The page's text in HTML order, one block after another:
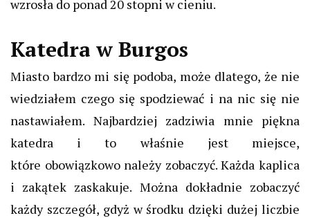
wzrosła do ponad 20 stopni w cieniu.
Katedra w Burgos
Miasto bardzo mi się podoba, może dlatego, że nie
wiedziałem czego się spodziewać i na nic się nie
nastawiałem. Najbardziej zadziwia mnie piękna
katedra i to właśnie jest miejsce,
które obowiązkowo należy zobaczyć. Każda kaplica
i zakątek zaskakuje. Można dokładnie zobaczyć
każdy szczegół, gdyż w środku dzięki dużej liczbie